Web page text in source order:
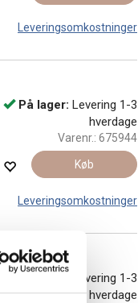
Leveringsomkostninger
På lager: Levering 1-3
hverdage
Varenr.: 675944
Køb
Leveringsomkostninger
Levering 1-3
hverdage